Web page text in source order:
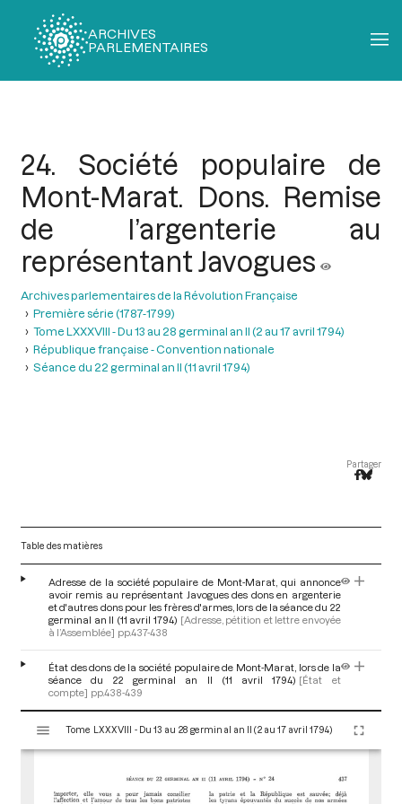
ARCHIVES
PARLEMENTAIRES
24. Société populaire de
Mont-Marat. Dons. Remise
de l’argenterie au
représentant Javogues
Archives parlementaires de la Révolution Française
Première série (1787-1799)
Tome LXXXVIII - Du 13 au 28 germinal an II (2 au 17 avril 1794)
République française - Convention nationale
Séance du 22 germinal an II (11 avril 1794)
Partager
Table des matières
Adresse de la société populaire de Mont-Marat, qui annonce
avoir remis au représentant Javogues des dons en argenterie
et d'autres dons pour les frères d'armes, lors de la séance du 22
germinal an II (11 avril 1794) [Adresse, pétition et lettre envoyée
à l’Assemblée] pp.437-438
État des dons de la société populaire de Mont-Marat, lors de la
séance du 22 germinal an II (11 avril 1794) [État et
compte] pp.438-439
s
Tome LXXXVIII - Du 13 au 28 germinal an II (2 au 17 avril 1794)